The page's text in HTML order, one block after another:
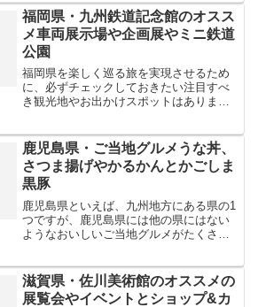
ルメ 長崎ちゃんぽん長崎を代表す
るご当地グルメといえば長...
福岡県・九州鉄道記念館のオスス
メ車両展示場や企画展やミニ鉄道
公園
福岡県を楽しく巡る旅を実現させるため
に、必ずチェックしておきたい注目すべ
き観光地やお出かけスポットはあります
では、九州の鉄道歴史について学ぶこと
ができます。また、北九州...
鹿児島県・ご当地グルメうな丼、
さつま揚げやかるかんとかごしま
黒豚
鹿児島県といえば、九州地方にある県の1
つですが、鹿児島県には他の県にはない
ようなおいしいご当地グルメがたくさん
す。鹿児島県のご当地グルメ うな
丼鹿児島県はうなぎの養殖...
滋賀県・佐川美術館のオススメの
展覧会やイベントとショップ&カ